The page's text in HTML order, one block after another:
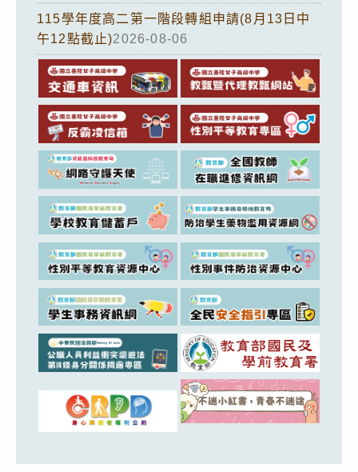
115學年度高二第一階段轉組申請(8月13日中
午12點截止)2026-08-06